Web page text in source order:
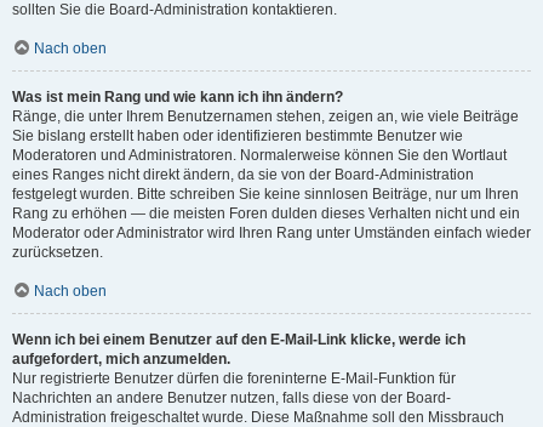
sollten Sie die Board-Administration kontaktieren.
Nach oben
Was ist mein Rang und wie kann ich ihn ändern?
Ränge, die unter Ihrem Benutzernamen stehen, zeigen an, wie viele Beiträge
Sie bislang erstellt haben oder identifizieren bestimmte Benutzer wie
Moderatoren und Administratoren. Normalerweise können Sie den Wortlaut
eines Ranges nicht direkt ändern, da sie von der Board-Administration
festgelegt wurden. Bitte schreiben Sie keine sinnlosen Beiträge, nur um Ihren
Rang zu erhöhen — die meisten Foren dulden dieses Verhalten nicht und ein
Moderator oder Administrator wird Ihren Rang unter Umständen einfach wieder
zurücksetzen.
Nach oben
Wenn ich bei einem Benutzer auf den E-Mail-Link klicke, werde ich
aufgefordert, mich anzumelden.
Nur registrierte Benutzer dürfen die foreninterne E-Mail-Funktion für
Nachrichten an andere Benutzer nutzen, falls diese von der Board-
Administration freigeschaltet wurde. Diese Maßnahme soll den Missbrauch